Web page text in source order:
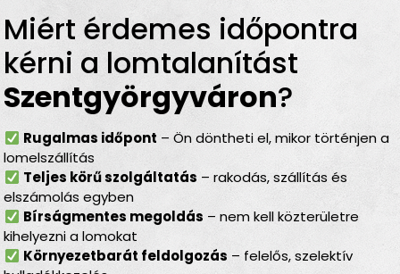
Miért érdemes időpontra
kérni a lomtalanítást
Szentgyörgyváron?
Rugalmas időpont – Ön döntheti el, mikor történjen a
lomelszállítás
Teljes körű szolgáltatás – rakodás, szállítás és
elszámolás egyben
Bírságmentes megoldás – nem kell közterületre
kihelyezni a lomokat
Környezetbarát feldolgozás – felelős, szelektív